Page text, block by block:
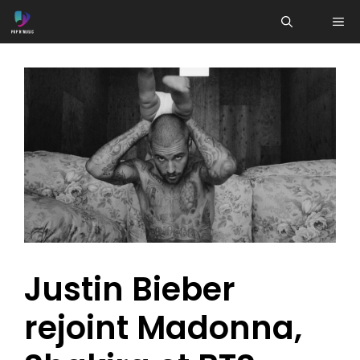
Aller
au
Justin Bieber
rejoint Madonna,